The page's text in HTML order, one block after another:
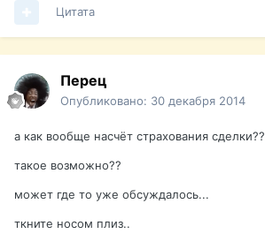
Цитата
Перец
Опубликовано: 30 декабря 2014
а как вообще насчёт страхования сделки??
такое возможно??
может где то уже обсуждалось...
ткните носом плиз..